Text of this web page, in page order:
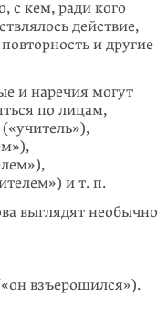
с кем, ради кого
действие,
и другие
и наречия могут
по лицам,
(«учитель»),
и т. п.
выглядят необычно
взъерошился»).